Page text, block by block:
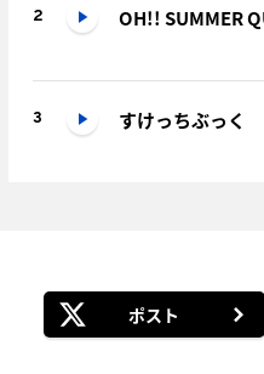
2 OH!! SUMMER
3 すけっちぶっく
ポスト